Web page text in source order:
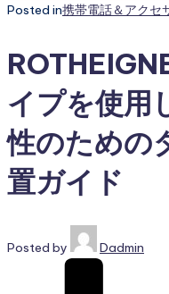
Posted in携帯電話＆アクセ
イプを使用
性のための
置ガイド
Posted by Dadmin